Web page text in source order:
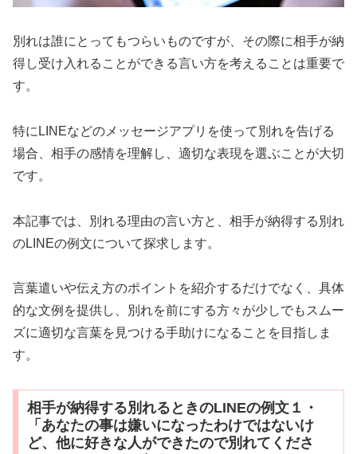
別れは誰にとってもつらいものですが、その際に相手が納
得し受け入れることができる言い方を考えることは重要で
す。
特にLINEなどのメッセージアプリを使って別れを告げる
場合、相手の感情を理解し、適切な表現を選ぶことが大切
です。
本記事では、別れる理由の言い方と、相手が納得する別れ
のLINEの例文について探求します。
言葉遣いや伝え方のポイントを紹介するだけでなく、具体
的な文例を提供し、別れを前にする方々が少しでもスムー
ズに適切な言葉を見つける手助けになることを目指しま
す。
相手が納得する別れるときのLINEの例文１・
「あなたの事は嫌いになったわけではないけ
ど、他に好きな人ができたので別れてくださ